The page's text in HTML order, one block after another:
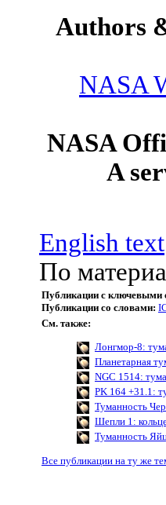
Authors
NASA
NASA
A
English text
По
Публикации с ключевыми
Публикации со словами:
См. также:
Лонгмор-8:
Планетарная
NGC 1514:
PK 164 +31.1:
Туманность
Шепли 1:
Туманность
Все публикации на ту же